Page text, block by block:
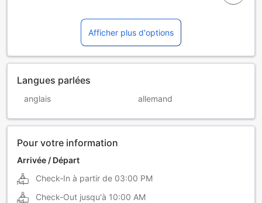
Afficher plus d'options
Langues parlées
anglais allemand
Pour votre information
Arrivée / Départ
Check-In à partir de 03:00 PM
Check-Out jusqu'à 10:00 AM